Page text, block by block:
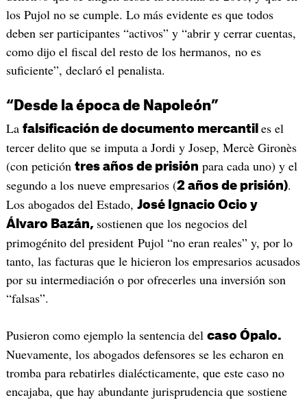
los Pujol no se cumple. Lo más evidente es que todos
deben ser participantes “activos” y “abrir y cerrar cuentas,
como dijo el fiscal del resto de los hermanos, no es
suficiente”, declaró el penalista.
“Desde la época de Napoleón”
La falsificación de documento mercantil es el
tercer delito que se imputa a Jordi y Josep, Mercè Gironès
(con petición tres años de prisión para cada uno) y el
segundo a los nueve empresarios (2 años de prisión).
Los abogados del Estado, José Ignacio Ocio y
Álvaro Bazán, sostienen que los negocios del
primogénito del president Pujol “no eran reales” y, por lo
tanto, las facturas que le hicieron los empresarios acusados
por su intermediación o por ofrecerles una inversión son
“falsas”.
Pusieron como ejemplo la sentencia del caso Ópalo.
Nuevamente, los abogados defensores se les echaron en
tromba para rebatirles dialécticamente, que este caso no
encajaba, que hay abundante jurisprudencia que sostiene